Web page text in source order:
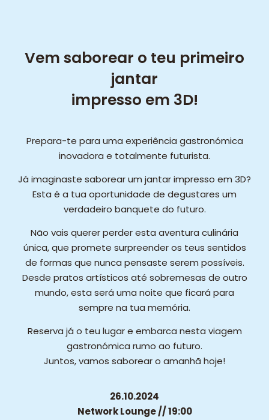
Vem saborear o teu primeiro
jantar
impresso em 3D!
Prepara-te para uma experiência gastronómica
inovadora e totalmente futurista.
Já imaginaste saborear um jantar impresso em 3D?
Esta é a tua oportunidade de degustares um
verdadeiro banquete do futuro.
Não vais querer perder esta aventura culinária
única, que promete surpreender os teus sentidos
de formas que nunca pensaste serem possíveis.
Desde pratos artísticos até sobremesas de outro
mundo, esta será uma noite que ficará para
sempre na tua memória.
Reserva já o teu lugar e embarca nesta viagem
gastronómica rumo ao futuro.
Juntos, vamos saborear o amanhã hoje!
26.10.2024
Network Lounge // 19:00